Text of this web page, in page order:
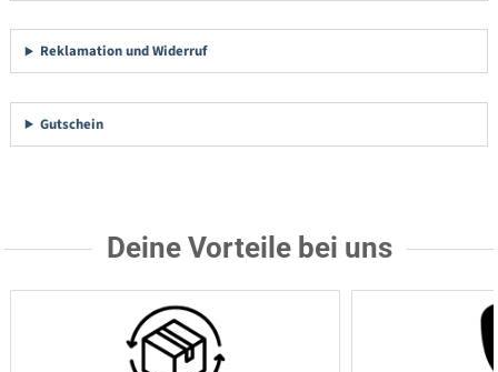
Reklamation und Widerruf
Gutschein
Deine Vorteile bei uns